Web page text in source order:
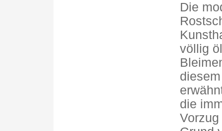
Die
völlig
die